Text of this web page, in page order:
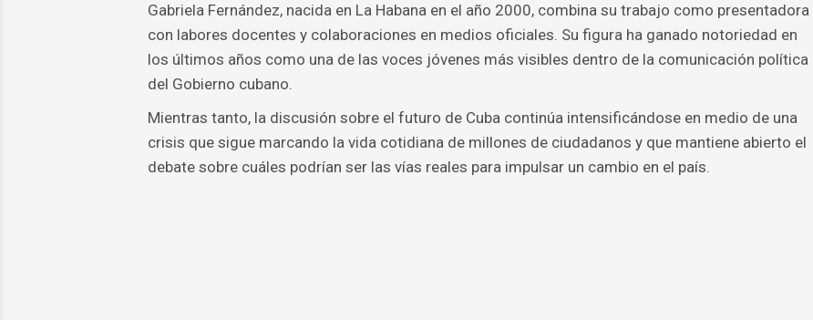
Gabriela Fernández, nacida en La Habana en el año 2000, combina su trabajo como presentadora
con labores docentes y colaboraciones en medios oficiales. Su figura ha ganado notoriedad en
los últimos años como una de las voces jóvenes más visibles dentro de la comunicación política
del Gobierno cubano.
Mientras tanto, la discusión sobre el futuro de Cuba continúa intensificándose en medio de una
crisis que sigue marcando la vida cotidiana de millones de ciudadanos y que mantiene abierto el
debate sobre cuáles podrían ser las vías reales para impulsar un cambio en el país.